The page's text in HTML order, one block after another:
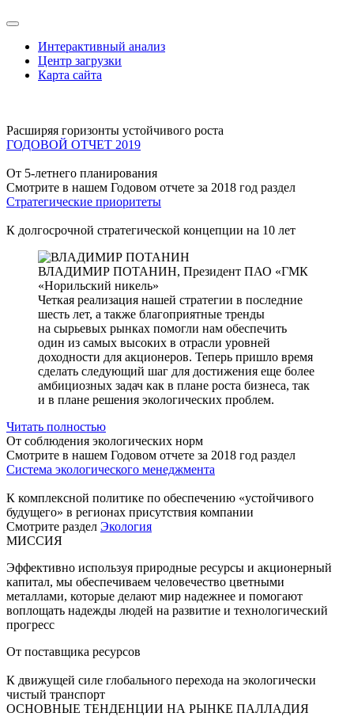
Интерактивный анализ
Центр загрузки
Карта сайта
Расширяя горизонты устойчивого роста
ГОДОВОЙ ОТЧЕТ 2019
От 5-летнего планирования
Смотрите в нашем Годовом отчете за 2018 год раздел
Стратегические приоритеты
К долгосрочной стратегической концепции на 10 лет
ВЛАДИМИР ПОТАНИН, Президент ПАО «ГМК
«Норильский никель»
Четкая реализация нашей стратегии в последние
шесть лет, а также благоприятные тренды
на сырьевых рынках помогли нам обеспечить
один из самых высоких в отрасли уровней
доходности для акционеров. Теперь пришло время
сделать следующий шаг для достижения еще более
амбициозных задач как в плане роста бизнеса, так
и в плане решения экологических проблем.
Читать полностью
От соблюдения экологических норм
Смотрите в нашем Годовом отчете за 2018 год раздел
Система экологического менеджмента
К комплексной политике по обеспечению «устойчивого
будущего» в регионах присутствия компании
Смотрите раздел Экология
МИССИЯ
Эффективно используя природные ресурсы и акционерный
капитал, мы обеспечиваем человечество цветными
металлами, которые делают мир надежнее и помогают
воплощать надежды людей на развитие и технологический
прогресс
От поставщика ресурсов
К движущей силе глобального перехода на экологически
чистый транспорт
ОСНОВНЫЕ ТЕНДЕНЦИИ НА РЫНКЕ ПАЛЛАДИЯ